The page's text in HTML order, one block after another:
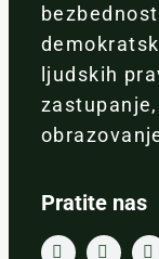
ljudskih
Pratite nas